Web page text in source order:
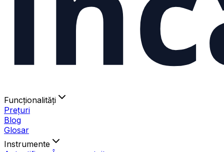
Funcționalități
Prețuri
Blog
Glosar
Instrumente